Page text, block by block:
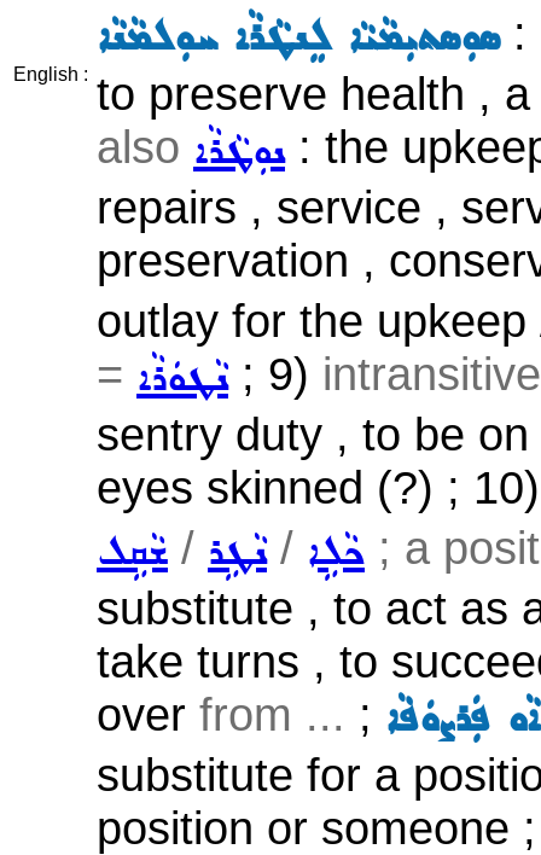
English :
ܣܘܼܣܬܝܼܡܵܝܵܐ ܠܸܢܛܵܪܵܐ ܚܘܼܠܡܵܢܵܐ:
to preserve health ,
also ܢܘܼܛܵܪܵܐ: the
repairs , service ,
preservation ,
outlay for the
= ܢܵܛܘܿܪܵܐ; 9) intransitive
sentry duty , to be
eyes skinned (?) ;
ܫܵܩܹܠ / ܢܵܛܹܪ/ ܟܵܠܹܐ ; a
substitute , to act as
take turns , to
over from ... ; ܦܲܪܨܘܿܦܵܐ
substitute for a
position or someone